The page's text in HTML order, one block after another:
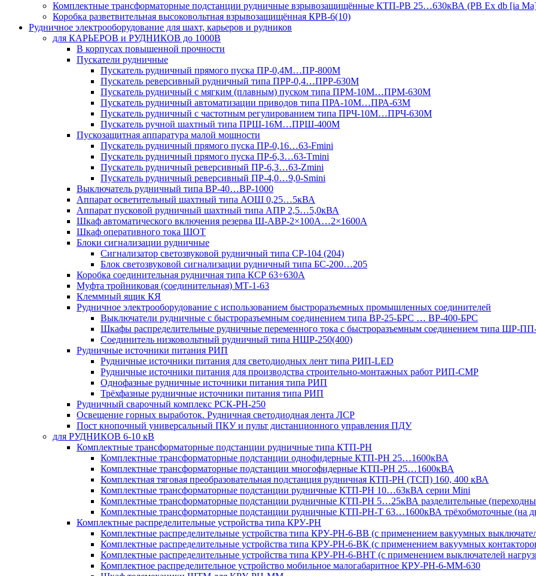
Комплектные трансформаторные подстанции рудничные взрывозащищённые КТП-РВ 25…630кВА (РВ Ex db [ia
Коробка разветвительная высоковольтная взрывозащищённая КРВ-6(10)
Рудничное электрооборудование для шахт, карьеров и рудников
для КАРЬЕРОВ и РУДНИКОВ до 1000В
В корпусах повышенной прочности
Пускатели рудничные
Пускатель рудничный прямого пуска ПР-0,4М…ПР-800М
Пускатель реверсивный рудничный типа ПРР-0,4…ПРР-630М
Пускатель рудничный с мягким (плавным) пуском типа ПРМ-10М…ПРМ-630М
Пускатель рудничный автоматизации приводов типа ПРА-10М…ПРА-63М
Пускатель рудничный с частотным регулированием типа ПРЧ-10М…ПРЧ-630М
Пускатель ручной шахтный типа ПРШ-16М…ПРШ-400М
Пускозащитная аппаратура малой мощности
Пускатель рудничный прямого пуска ПР-0,16…63-Fmini
Пускатель рудничный прямого пуска ПР-6,3…63-Tmini
Пускатель рудничный реверсивный ПР-6,3…63-Zmini
Пускатель рудничный реверсивный ПР-4,0…9,0-Smini
Выключатель рудничный типа ВР-40…ВР-1000
Аппарат осветительный шахтный типа АОШ 0,25…5кВА
Аппарат пусковой рудничный шахтный типа АПР 2,5…5,0кВА
Шкаф автоматического включения резерва Ш-АВР-2×100А…2×1600А
Шкаф оперативного тока ШОТ
Блоки сигнализации рудничные
Сигнализатор светозвуковой рудничный типа СР-104 (204)
Блок светозвуковой сигнализации рудничный типа БС-200…205
Коробка соединительная рудничная типа КСР 63÷630А
Муфта тройниковая (соединительная) МТ-1-63
Клеммный ящик КЯ
Рудничное электрооборудование с использованием быстроразъемных промышленных соединителей
Выключатели рудничные с быстроразъемным соединением типа ВР-25-БРС … ВР-400-БРС
Шкафы распределительные рудничные переменного тока с быстроразъемным соединением типа ШР-
Соединитель низковольтный рудничный типа НШР-250(400)
Рудничные источники питания РИП
Рудничные источники питания для светодиодных лент типа РИП-LED
Рудничные источники питания для производства строительно-монтажных работ РИП-СМР
Однофазные рудничные источники питания типа РИП
Трёхфазные рудничные источники питания типа РИП
Рудничный сварочный комплекс РСК-РН-250
Освещение горных выработок. Рудничная светодиодная лента ЛСР
Пост кнопочный универсальный ПКУ и пульт дистанционного управления ПДУ
для РУДНИКОВ 6-10 кВ
Комплектные трансформаторные подстанции рудничные типа КТП-РН
Комплектные трансформаторные подстанции однофидерные КТП-РН 25…1600кВА
Комплектные трансформаторные подстанции многофидерные КТП-РН 25…1600кВА
Комплектная тяговая преобразовательная подстанция рудничная КТП-РН (ТСП) 160, 400 кВА
Комплектные трансформаторные подстанции рудничные КТП-РН 10…63кВА серии Mini
Комплектные трансформаторные подстанции рудничные КТП-РН 5…25кВА разделительные
Комплектные трансформаторные подстанции рудничные КТП-РН-Т 63…1600кВА трёхобмоточные (на
Комплектные распределительные устройства типа КРУ-РН
Комплектные распределительные устройства типа КРУ-РН-6-ВВ (с применением вакуумных
Комплектные распределительные устройства типа КРУ-РН-6-ВК (с применением вакуумных
Комплектные распределительные устройства типа КРУ-РН-6-ВНТ (с применением выключателей
Комплектное распределительное устройство мобильное малогабаритное КРУ-РН-6-ММ-630